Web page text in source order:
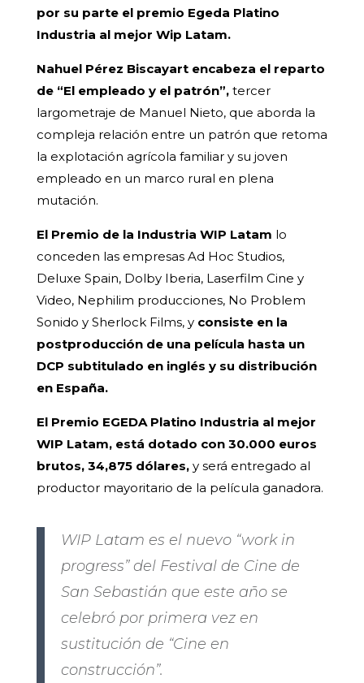
por su parte el premio Egeda Platino
Industria al mejor Wip Latam.
Nahuel Pérez Biscayart encabeza el reparto
de “El empleado y el patrón”,tercer
largometraje de Manuel Nieto, que aborda la
compleja relación entre un patrón que retoma
la explotación agrícola familiar y su joven
empleado en un marco rural en plena
mutación.
El Premio de la Industria WIP Latam lo
conceden las empresas Ad Hoc Studios,
Deluxe Spain, Dolby Iberia, Laserfilm Cine y
Video, Nephilim producciones, No Problem
Sonido y Sherlock Films, y consiste en la
postproducción de una película hasta un
DCP subtitulado en inglés y su distribución
en España.
El Premio EGEDA Platino Industria al mejor
WIP Latam, está dotado con 30.000 euros
brutos, 34,875 dólares,y será entregado al
productor mayoritario de la película ganadora.
WIP Latam es el nuevo “work in
progress” del Festival de Cine de
San Sebastián que este año se
celebró por primera vez en
sustitución de “Cine en
construcción”.